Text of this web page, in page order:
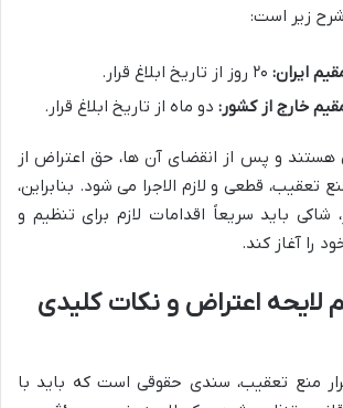
زیر است:
ایران:
خارج از کشور: دو ماه از تاریخ ابلاغ قرار.
و پس از انقضای آن ها، حق اعتراض از
تعقیب، قطعی و لازم الاجرا می شود. بنابراین،
شاکی باید سریعاً اقدامات لازم برای تنظیم و
را آغاز کند.
لایحه اعتراض و نکات کلیدی
منع تعقیب، سندی حقوقی است که باید با